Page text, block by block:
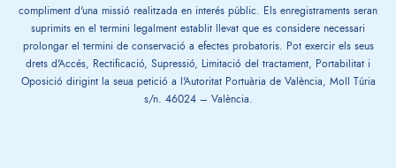
compliment d'una missió realitzada en interés públic. Els enregistraments seran
suprimits en el termini legalment establit llevat que es considere necessari
prolongar el termini de conservació a efectes probatoris. Pot exercir els seus
drets d'Accés, Rectificació, Supressió, Limitació del tractament, Portabilitat i
Oposició dirigint la seua petició a l'Autoritat Portuària de València, Moll Túria
s/n. 46024 – València.